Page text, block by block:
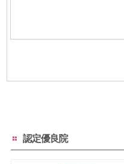
認定優良院